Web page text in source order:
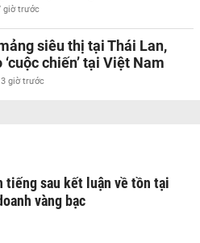
giờ trước
siêu thị tại Thái Lan,
chiến’ tại Việt Nam
giờ trước
tiếng sau kết luận về tồn tại
vàng bạc